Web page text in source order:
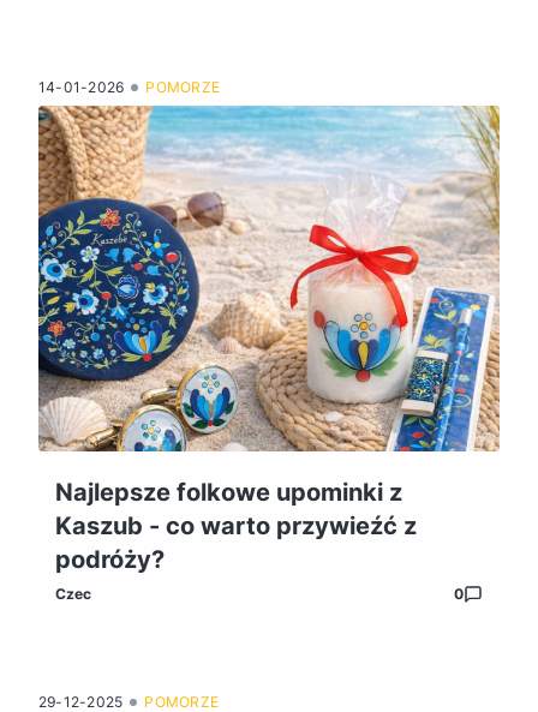
14-01-2026 POMORZE
Najlepsze folkowe upominki z
Kaszub - co warto przywieźć z
podróży?
Czec 0
29-12-2025 POMORZE